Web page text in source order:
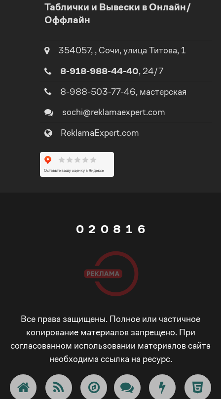
Таблички и Вывески в Онлайн/
Оффлайн
354057, , Сочи, улица Титова, 1
8-918-988-44-40, 24/7
8-988-503-77-46, мастерская
sochi@reklamaexpert.com
ReklamaExpert.com
0
3
4
5
0
2
5
6
7
0
1
2
3
4
5
2
4
5
8
9
_
-
+
!
1
2
3
4
5
6
1
2
8
_
-
+
Все права защищены. Полное или частичное
копирование материалов запрещено. При
согласованном использовании материалов сайта
необходима ссылка на ресурс.